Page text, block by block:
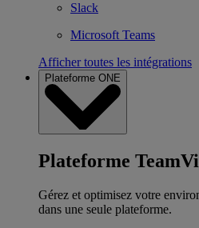
Slack
Microsoft Teams
Afficher toutes les intégrations
Plateforme ONE
Plateforme
Gérez et optimisez votre
dans une seule plateforme.